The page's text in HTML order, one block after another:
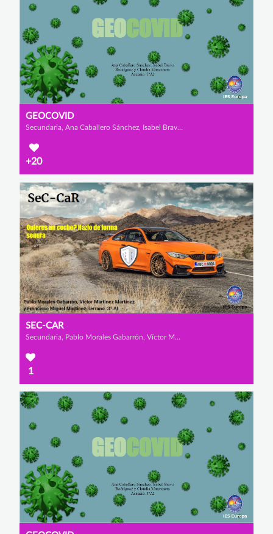
GEOCOVID
Secundaria, Ana Caballero Sánchez, Isabel Bravo Rodríguez y Claudia Manzanero Asensio
+20
SEC-CAR
Secundaria, Pablo Morales Gabarrón, Víctor Martínez Martínez y Francisco Miguel Martínez Serrano
1